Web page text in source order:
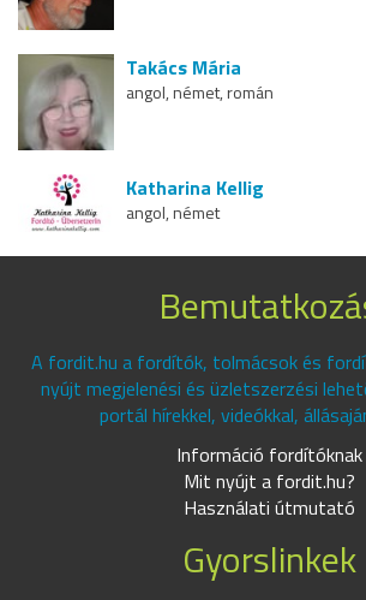
Takács Mária
angol, német, román
Katharina Kellig
angol, német
A fordit.hu a fordítók, tolmácsok és
nyújt megjelenési és üzletszerzési
portál hírekkel, videókkal,
Információ fordítóknak
Mit nyújt a fordit.hu?
Használati útmutató
Gyorslinkek